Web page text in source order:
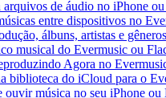
arquivos de áudio no iPhone
entre dispositivos no
álbuns, artistas e
musical do Evermusic ou
Agora no
biblioteca do iCloud para o
música no seu iPhone ou